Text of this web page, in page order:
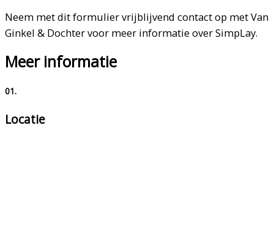
Neem met dit formulier vrijblijvend contact op met Van
Ginkel & Dochter voor meer informatie over SimpLay.
Meer informatie
01.
Locatie